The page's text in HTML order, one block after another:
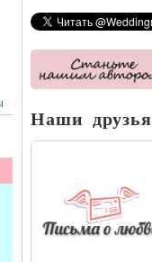
Наши друзья